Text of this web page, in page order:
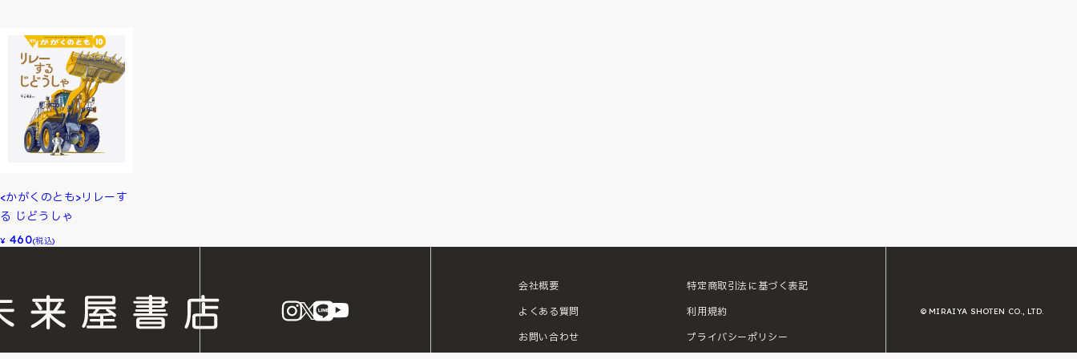
<かがくのとも>リレーす
る じどうしゃ
¥ 460(税込)
instagram
X LINE
会社概要
よくある質問
お問い合わせ
特定商取引法に基づく表記
利用規約
プライバシーポリシー
© MIRAIYA SHOTEN CO., LTD.